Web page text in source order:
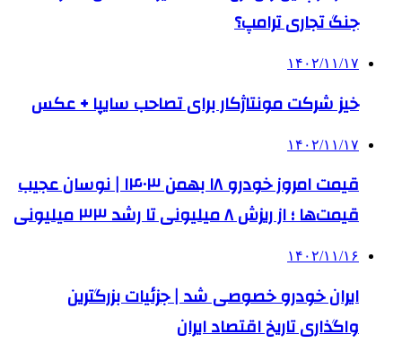
جنگ تجاری ترامپ؟
۱۴۰۲/۱۱/۱۷
خیز شرکت مونتاژکار برای تصاحب سایپا + عکس
۱۴۰۲/۱۱/۱۷
قیمت امروز خودرو ۱۸ بهمن ۱۴۰۳ | نوسان عجیب
قیمت‌ها ؛ از ریزش ۸ میلیونی تا رشد ۳۳ میلیونی
۱۴۰۲/۱۱/۱۶
ایران خودرو خصوصی شد | جزئیات بزرگترین
واگذاری تاریخ اقتصاد ایران